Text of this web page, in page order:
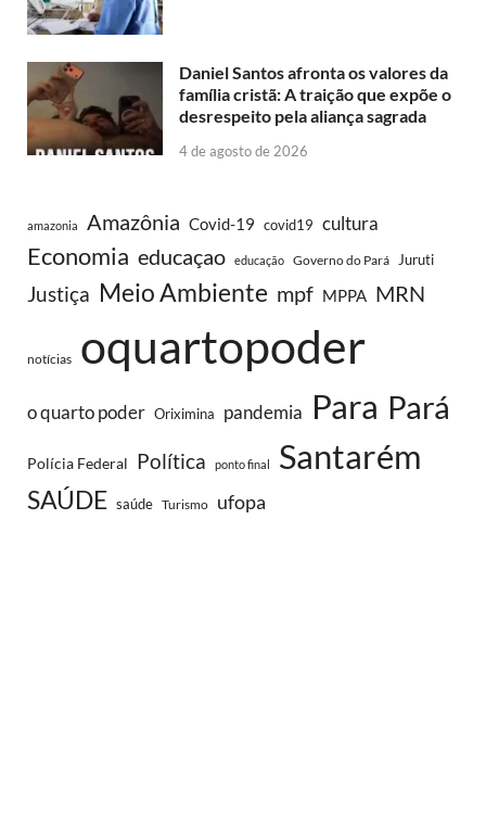
Daniel Santos afronta os valores da
família cristã: A traição que expõe o
desrespeito pela aliança sagrada
4 de agosto de 2026
amazonia Amazônia Covid-19 covid19 cultura
Economia educaçao educação Governo do Pará Juruti
Justiça Meio Ambiente mpf MPPA MRN
notícias oquartopoder
o quarto poder Oriximina pandemia Para Pará
Polícia Federal Política ponto final Santarém
SAÚDE saúde Turismo ufopa